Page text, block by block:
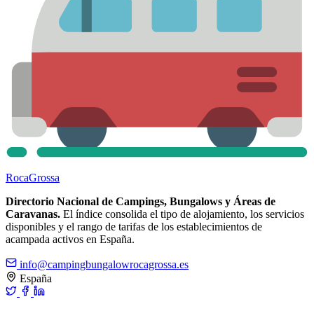
RocaGrossa
Directorio Nacional de Campings, Bungalows y Áreas de
Caravanas. El índice consolida el tipo de alojamiento, los servicios
disponibles y el rango de tarifas de los establecimientos de
acampada activos en España.
info@campingbungalowrocagrossa.es
España